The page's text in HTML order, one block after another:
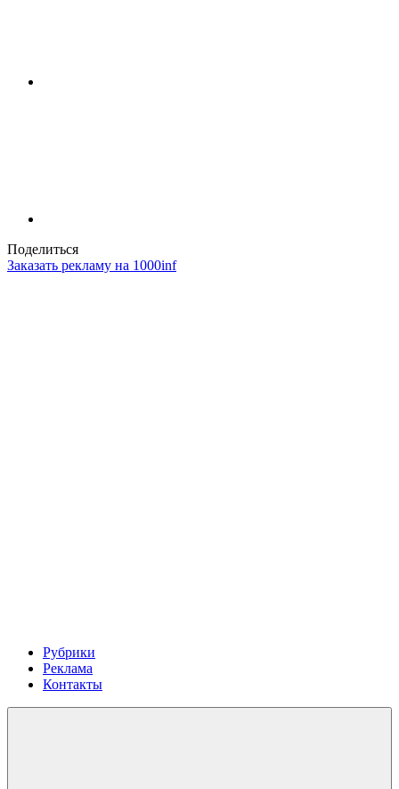
Поделиться
Заказать рекламу на 1000inf
Рубрики
Реклама
Контакты